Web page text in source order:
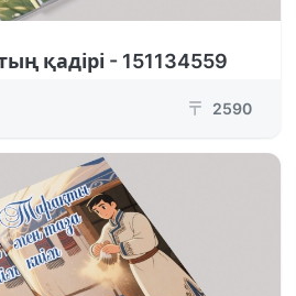
қадірі - 151134559
₸ 2590